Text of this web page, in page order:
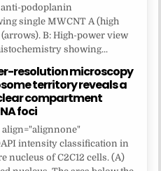
anti-podoplanin
single MWCNT A (high
B: High-power view
showing...
resolution microscopy
territory reveals a
compartment
foci
align="alignnone"
intensity classification in
nucleus of C2C12 cells. (A)